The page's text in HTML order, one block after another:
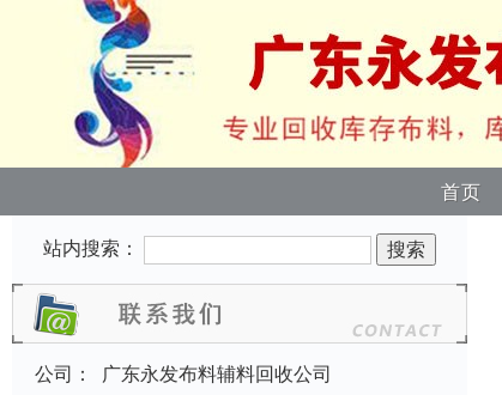
首页
站内搜索：
公司：
广东永发布料辅料回收公司